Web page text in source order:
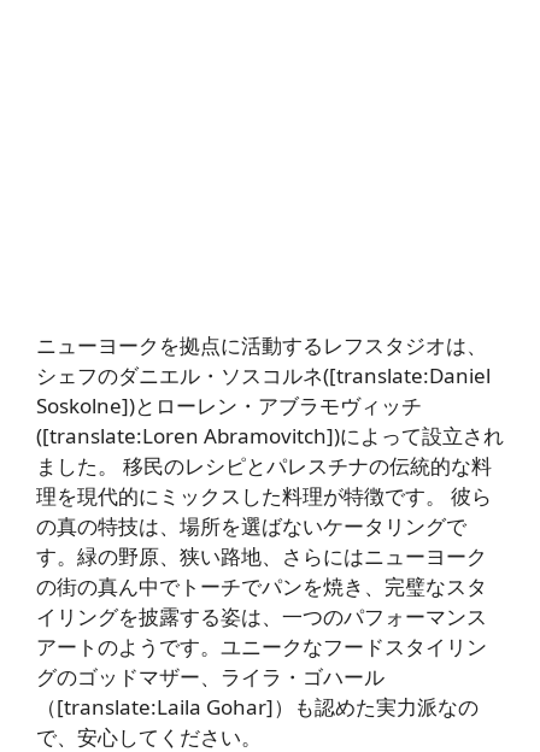
ニューヨークを拠点に活動するレフスタジオは、
シェフのダニエル・ソスコルネ([translate:Daniel
Soskolne])とローレン・アブラモヴィッチ
([translate:Loren Abramovitch])によって設立され
ました。 移民のレシピとパレスチナの伝統的な料
理を現代的にミックスした料理が特徴です。 彼ら
の真の特技は、場所を選ばないケータリングで
す。緑の野原、狭い路地、さらにはニューヨーク
の街の真ん中でトーチでパンを焼き、完璧なスタ
イリングを披露する姿は、一つのパフォーマンス
アートのようです。ユニークなフードスタイリン
グのゴッドマザー、ライラ・ゴハール
（[translate:Laila Gohar]）も認めた実力派なの
で、安心してください。